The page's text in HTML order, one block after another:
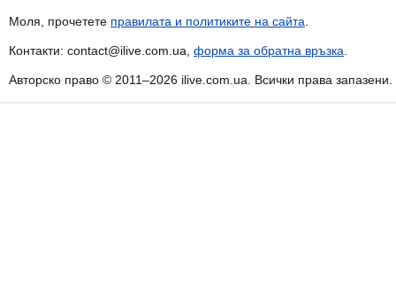
Моля, прочетете правилата и политиките на сайта
Контакти: contact@ilive.com.ua, форма за обратна връзка
Авторско право © 2011–2026 ilive.com.ua. Всички права запазени.